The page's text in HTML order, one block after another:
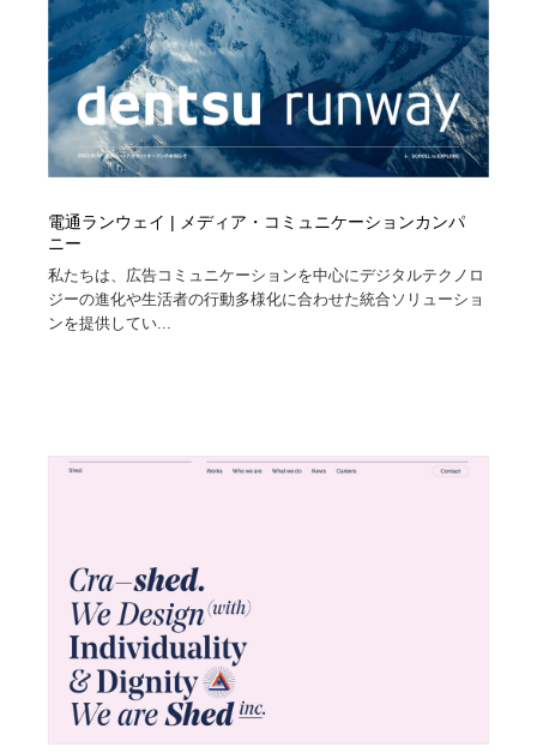
電通ランウェイ | メディア・コミュニケーションカンパ
ニー
私たちは、広告コミュニケーションを中心にデジタルテクノロ
ジーの進化や生活者の行動多様化に合わせた統合ソリューショ
ンを提供してい...